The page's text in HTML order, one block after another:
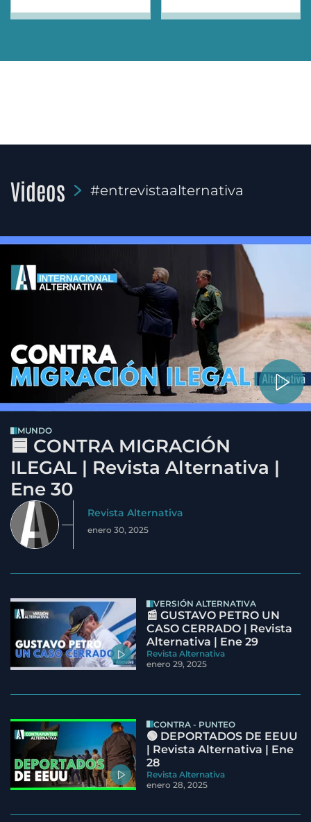
Videos #entrevistaalternativa
MUNDO
🟦 CONTRA MIGRACIÓN
ILEGAL | Revista Alternativa |
Ene 30
Revista Alternativa
enero 30, 2025
VERSIÓN ALTERNATIVA
📰 GUSTAVO PETRO UN
CASO CERRADO | Revista
Alternativa | Ene 29
Revista Alternativa
enero 29, 2025
CONTRA - PUNTEO
🟢 DEPORTADOS DE EEUU
| Revista Alternativa | Ene
28
Revista Alternativa
enero 28, 2025